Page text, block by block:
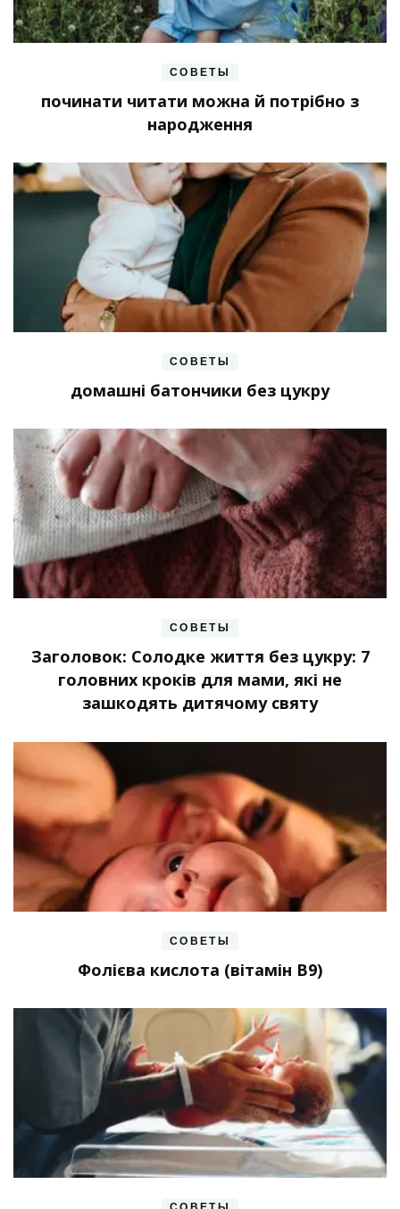
СОВЕТЫ
починати читати можна й потрібно з
народження
СОВЕТЫ
домашні батончики без цукру
СОВЕТЫ
Заголовок: Солодке життя без цукру: 7
головних кроків для мами, які не
зашкодять дитячому святу
СОВЕТЫ
Фолієва кислота (вітамін В9)